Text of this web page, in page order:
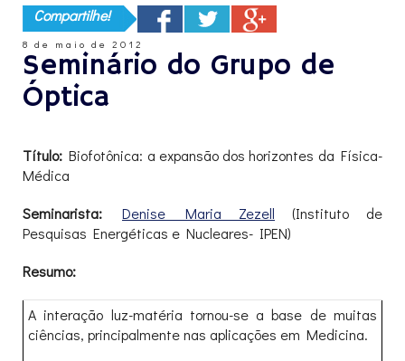
Compartilhe!
8 de maio de 2012
Seminário do Grupo de
Óptica
Título: Biofotônica: a expansão dos horizontes da Física-
Médica
Seminarista:
Denise Maria Zezell (Instituto de
Pesquisas Energéticas e Nucleares- IPEN)
Resumo:
A interação luz-matéria tornou-se a base de muitas
ciências, principalmente nas aplicações em Medicina.